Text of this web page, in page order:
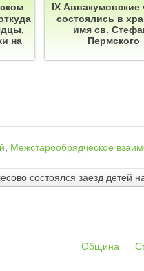
на
IX Аввакумовские
состоялись в
имя св.
Пермского
Межстарообрядческое
состоялся заезд детей
Община